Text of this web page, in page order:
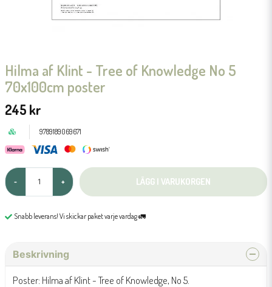
Hilma af Klint - Tree of Knowledge No 5
70x100cm poster
245 kr
9789189069671
- + LÄGG I VARUKORGEN
Snabb leverans! Vi skickar paket varje vardag 🚛
Beskrivning
Poster: Hilma af Klint - Tree of Knowledge, No 5.